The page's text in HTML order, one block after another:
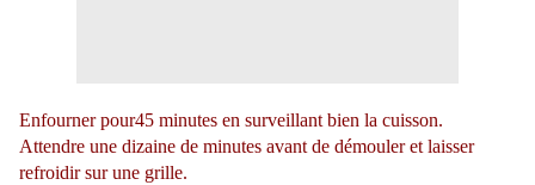
Enfourner pour45 minutes en surveillant bien la cuisson.
Attendre une dizaine de minutes avant de démouler et laisser
refroidir sur une grille.